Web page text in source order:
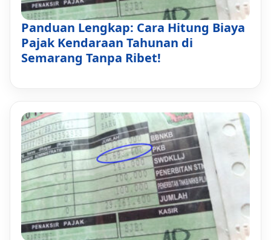
Panduan Lengkap: Cara Hitung Biaya
Pajak Kendaraan Tahunan di
Semarang Tanpa Ribet!